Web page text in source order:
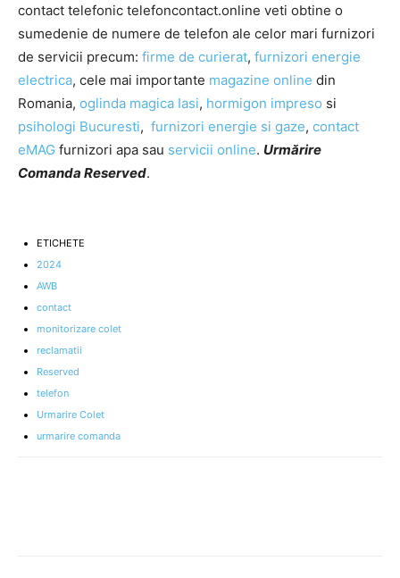
contact telefonic telefoncontact.online veti obtine o
sumedenie de numere de telefon ale celor mari furnizori
de servicii precum: firme de curierat, furnizori energie
electrica, cele mai importante magazine online din
Romania, oglinda magica Iasi, hormigon impreso si
psihologi Bucuresti, furnizori energie si gaze, contact
eMAG furnizori apa sau servicii online. Urmărire
Comanda Reserved.
ETICHETE
2024
AWB
contact
monitorizare colet
reclamatii
Reserved
telefon
Urmarire Colet
urmarire comanda